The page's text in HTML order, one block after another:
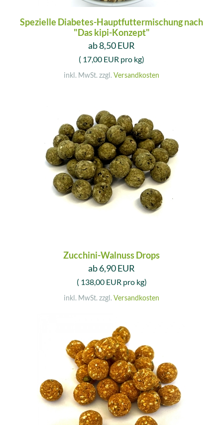
Spezielle Diabetes-Hauptfuttermischung nach
"Das kipi-Konzept"
ab 8,50 EUR
( 17,00 EUR pro kg)
inkl. MwSt. zzgl. Versandkosten
Zucchini-Walnuss Drops
ab 6,90 EUR
( 138,00 EUR pro kg)
inkl. MwSt. zzgl. Versandkosten